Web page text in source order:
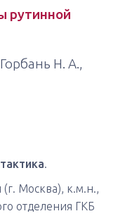
рутинной
Н. А.,
.
Москва), к.м.н.,
отделения ГКБ